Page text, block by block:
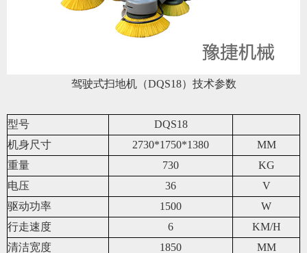
驾驶式扫地机（DQS18）技术参数
型号
DQS18
机身尺寸
2730*1750*1380
MM
重量
730
KG
电压
36
V
驱动功率
1500
W
行走速度
6
KM/H
清洁宽度
1850
MM